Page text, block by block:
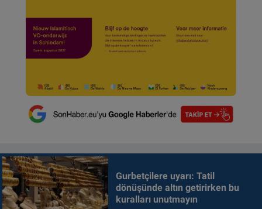
Gurbetçilere uyarı: Tatil
dönüşünde altın getirirken bu
kuralları unutmayın